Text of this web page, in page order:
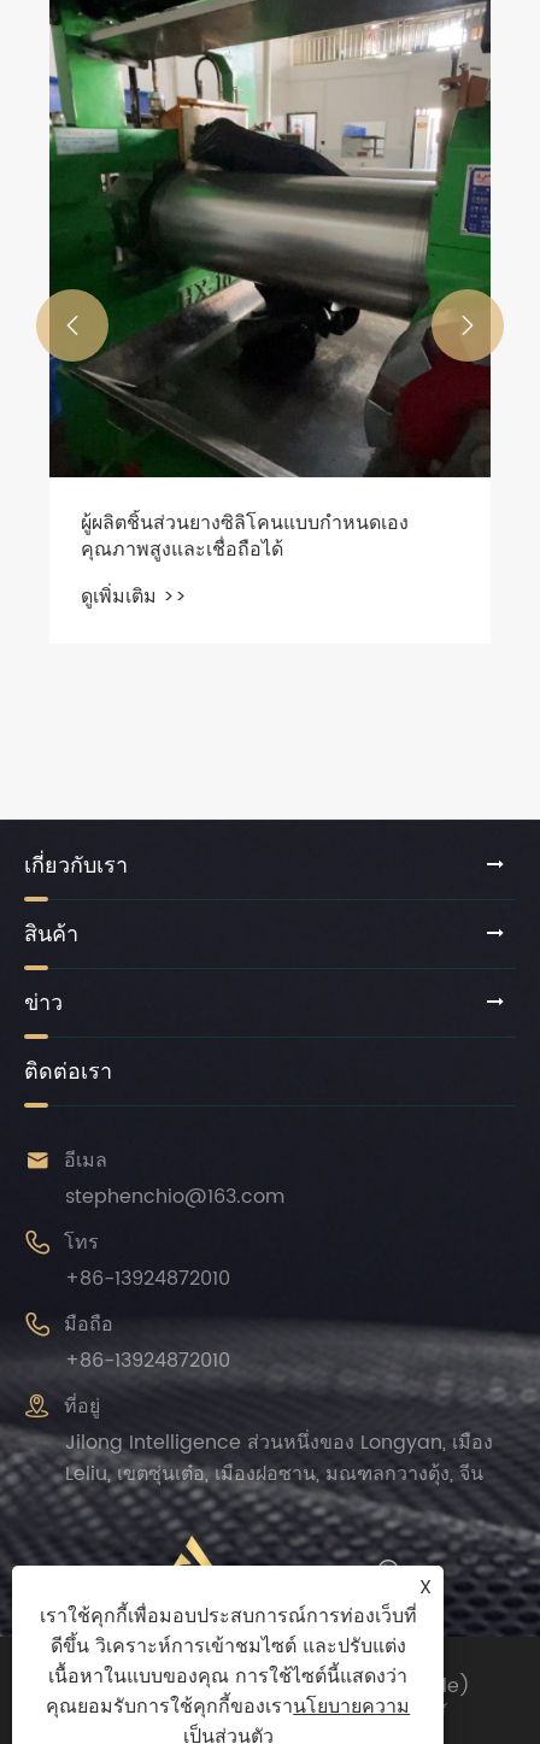
ผู้ผลิตชิ้นส่วนยางซิลิโคนแบบกำหนดเอง
คุณภาพสูงและเชื่อถือได้
ดูเพิ่มเติม >>
 
เกี่ยวกับเรา
สินค้า
ข่าว
ติดต่อเรา
 อีเมล
stephenchio@163.com
 โทร
+86-13924872010
 มือถือ
+86-13924872010
 ที่อยู่
Jilong Intelligence ส่วนหนึ่งของ Longyan, เมือง
Leliu, เขตซุ่นเต๋อ, เมืองฝอซาน, มณฑลกวางตุ้ง, จีน
ลิขสิทธิ์© 2024 Zhengguan (Foshan Shunde)
นำเข้าและส่งออกการค้า Co. , ltd สงวนลิขสิทธิ์
X
เราใช้คุกกี้เพื่อมอบประสบการณ์การท่องเว็บที่
ดีขึ้น วิเคราะห์การเข้าชมไซต์ และปรับแต่ง
เนื้อหาในแบบของคุณ การใช้ไซต์นี้แสดงว่า
คุณยอมรับการใช้คุกกี้ของเรานโยบายความ
เป็นส่วนตัว